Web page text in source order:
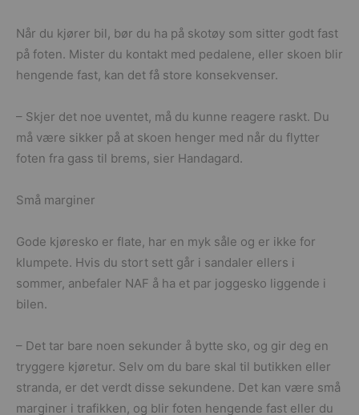
Når du kjører bil, bør du ha på skotøy som sitter godt fast
på foten. Mister du kontakt med pedalene, eller skoen blir
hengende fast, kan det få store konsekvenser.
– Skjer det noe uventet, må du kunne reagere raskt. Du
må være sikker på at skoen henger med når du flytter
foten fra gass til brems, sier Handagard.
Små marginer
Gode kjøresko er flate, har en myk såle og er ikke for
klumpete. Hvis du stort sett går i sandaler ellers i
sommer, anbefaler NAF å ha et par joggesko liggende i
bilen.
– Det tar bare noen sekunder å bytte sko, og gir deg en
tryggere kjøretur. Selv om du bare skal til butikken eller
stranda, er det verdt disse sekundene. Det kan være små
marginer i trafikken, og blir foten hengende fast eller du